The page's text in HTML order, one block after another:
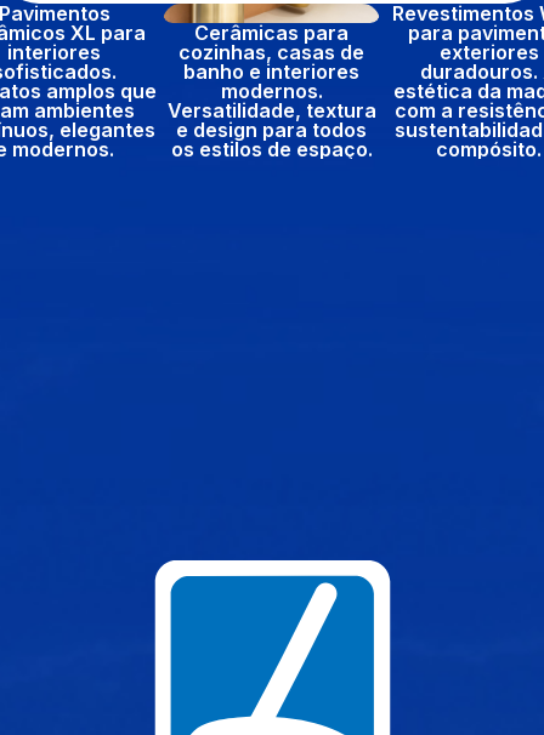
XL para
interiores
amplos que
ambientes
elegantes
modernos.
Cerâmicas para
cozinhas, casas de
banho e interiores
modernos.
Versatilidade, textura
e design para todos
os estilos de espaço.
Revestimentos
para
exteriores
duradouros.
estética da
com a
compósito.